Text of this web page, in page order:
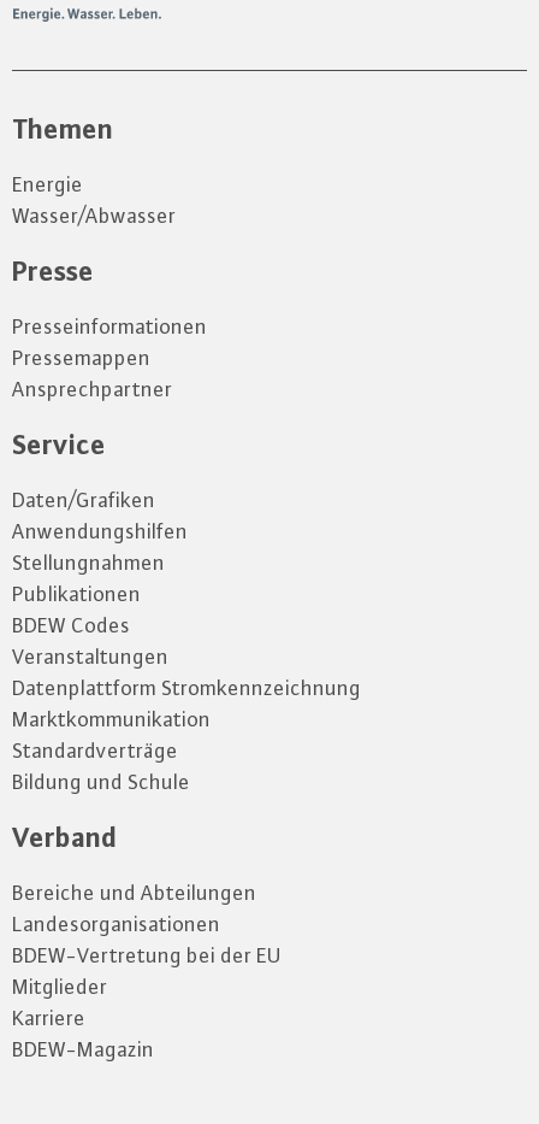
Themen
Energie
Wasser/Abwasser
Presse
Presseinformationen
Pressemappen
Ansprechpartner
Service
Daten/Grafiken
Anwendungshilfen
Stellungnahmen
Publikationen
BDEW Codes
Veranstaltungen
Datenplattform Stromkennzeichnung
Marktkommunikation
Standardverträge
Bildung und Schule
Verband
Bereiche und Abteilungen
Landesorganisationen
BDEW-Vertretung bei der EU
Mitglieder
Karriere
BDEW-Magazin